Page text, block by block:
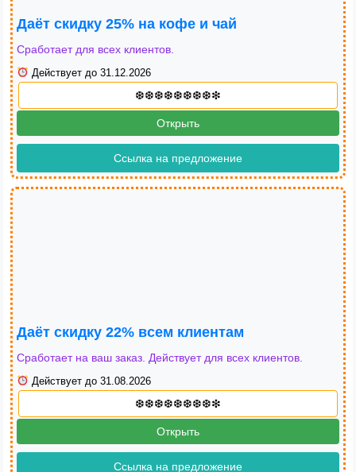
Даёт скидку 25% на кофе и чай
Сработает для всех клиентов.
Действует до 31.12.2026
Открыть
Ссылка на предложение
Даёт скидку 22% всем клиентам
Сработает на ваш заказ. Действует для всех клиентов.
Действует до 31.08.2026
Открыть
Ссылка на предложение